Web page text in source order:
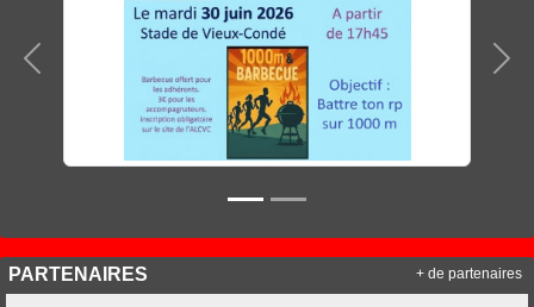
Précedent
PARTENAIRES + de partenaires